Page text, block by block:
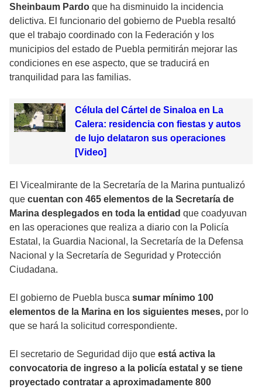
Sheinbaum Pardo que ha disminuido la incidencia
delictiva. El funcionario del gobierno de Puebla resaltó
que el trabajo coordinado con la Federación y los
municipios del estado de Puebla permitirán mejorar las
condiciones en ese aspecto, que se traducirá en
tranquilidad para las familias.
Célula del Cártel de Sinaloa en La
Calera: residencia con fiestas y autos
de lujo delataron sus operaciones
[Video]
El Vicealmirante de la Secretaría de la Marina puntualizó
que cuentan con 465 elementos de la Secretaría de
Marina desplegados en toda la entidad que coadyuvan
en las operaciones que realiza a diario con la Policía
Estatal, la Guardia Nacional, la Secretaría de la Defensa
Nacional y la Secretaría de Seguridad y Protección
Ciudadana.
El gobierno de Puebla busca sumar mínimo 100
elementos de la Marina en los siguientes meses, por lo
que se hará la solicitud correspondiente.
El secretario de Seguridad dijo que está activa la
convocatoria de ingreso a la policía estatal y se tiene
proyectado contratar a aproximadamente 800